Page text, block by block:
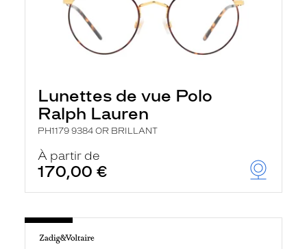
Lunettes de vue Polo
Ralph Lauren
PH1179 9384 OR BRILLANT
À partir de
170,00 €